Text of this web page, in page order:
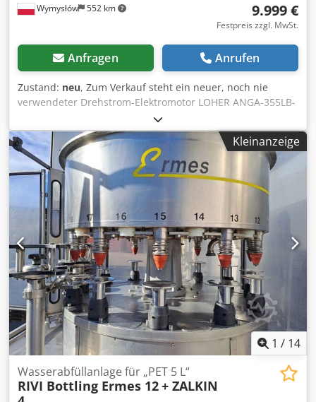
Wymysłów 552 km 9.999 €
Festpreis zzgl. MwSt.
Anfragen Anrufen
Zustand: neu, Zum Verkauf steht ein neuer, noch nie
verwendeter Drehstrom-Elektromotor LOHER ANGA-355LB-
04A mit einer Leistung von 270 kW. Dkjdpfjzn Awxjx Agtjr
Der Motor stammt aus einem Lagerbestand (NOS – New
Old Stock). Er wurde weder montiert noch betrieben. Der
technische und optische Zustand ist sehr gut, es können
lediglich geringfügige Lagerungsspuren vorhanden sein.
Er wurde in Deutschland hergestellt und zeichnet sich
durch eine robuste, industrielle Bauweise aus. Er eignet
sich hervorragend für den Antrieb von Pumpen,
Ventilatoren, Kompressoren, Brechern, Förderbändern
und anderen Industrieanlagen. Technische Daten:
Hersteller: LOHER Modell: ANGA-355LB-04A Leistung: 270
kW Drehzahl: 1490 U/min Frequenz: 50 Hz Spannung:
400/690 V (Δ/Y) Spannungsbereich: 380–420 V Δ / 655–725 V
Y Leistungsfaktor (cos φ): 0,85 Schutzart: IP55
Isolationsklasse: F Bauform: IM B3 Norm: EN 60034 / IEC 38
Herstellungsland: Deutschland
Kleinanzeige
1 / 14
Wasserabfüllanlage für „PET 5 L“
RIVI Bottling Ermes 12+ ZALKIN